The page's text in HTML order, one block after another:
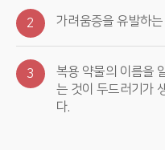
2 가려움증을 유발하
3
복용 약물의 이름을
는 것이 두드러기가
다.